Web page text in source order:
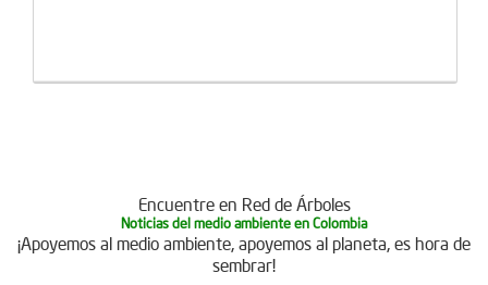
Encuentre en Red de Árboles
Noticias del medio ambiente en Colombia
¡Apoyemos al medio ambiente, apoyemos al planeta, es hora de
sembrar!